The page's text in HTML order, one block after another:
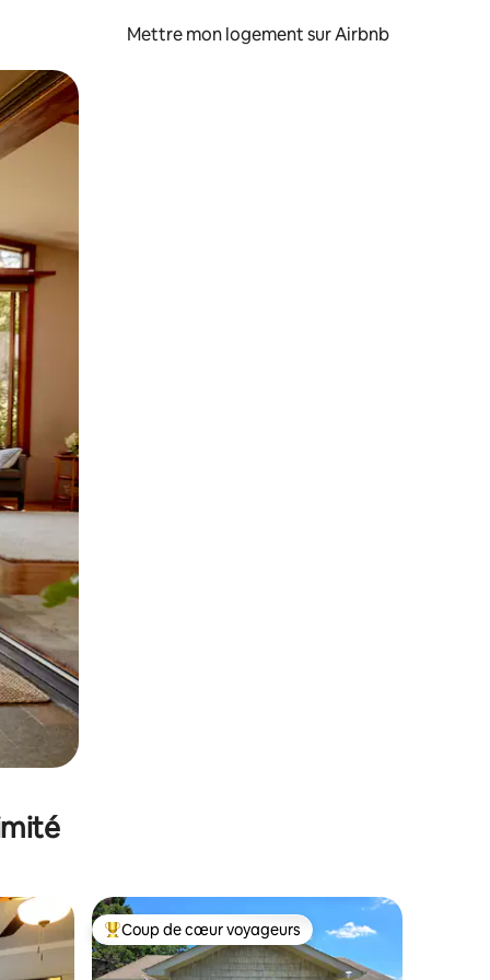
Mettre mon logement sur Airbnb
glisser.
appréciés Coups de cœur voyageurs les plus appréciés
Coup de cœur voyageurs